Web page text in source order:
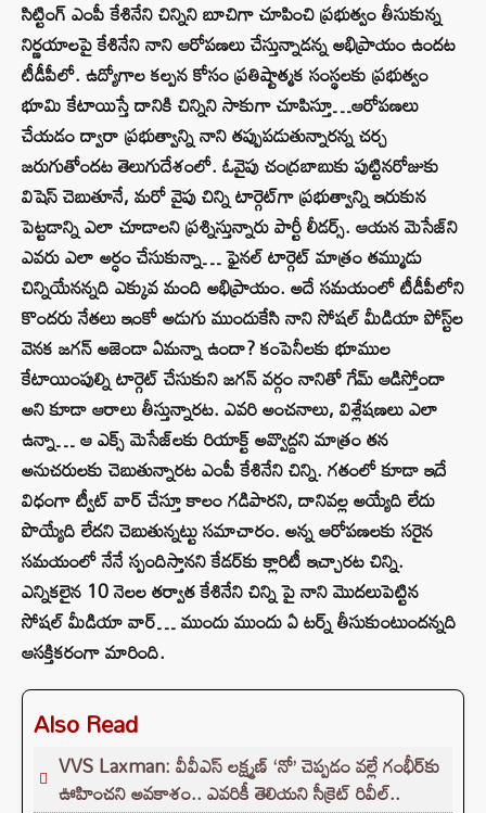
సిట్టింగ్‌ ఎంపీ కేశినేని చిన్నిని బూచిగా చూపించి ప్రభుత్వం తీసుకున్న
నిర్ణయాలపై కేశినేని నాని ఆరోపణలు చేస్తున్నాడన్న అభిప్రాయం ఉందట
టీడీపీలో. ఉద్యోగాల కల్పన కోసం ప్రతిష్టాత్మక సంస్థలకు ప్రభుత్వం
భూమి కేటాయిస్తే దానికి చిన్నిని సాకుగా చూపిస్తూ…ఆరోపణలు
చేయడం ద్వారా ప్రభుత్వాన్ని నాని తప్పుపడుతున్నారన్న చర్చ
జరుగుతోందట తెలుగుదేశంలో. ఓవైపు చంద్రబాబుకు పుట్టినరోజుకు
విషెస్ చెబుతూనే, మరో వైపు చిన్ని టార్గెట్‌గా ప్రభుత్వాన్ని ఇరుకున
పెట్టడాన్ని ఎలా చూడాలని ప్రశ్నిస్తున్నారు పార్టీ లీడర్స్‌. ఆయన మెసేజ్‌ని
ఎవరు ఎలా అర్ధం చేసుకున్నా… ఫైనల్‌ టార్గెట్‌ మాత్రం తమ్ముడు
చిన్నియేనన్నది ఎక్కువ మంది అభిప్రాయం. అదే సమయంలో టీడీపీలోని
కొందరు నేతలు ఇంకో అడుగు ముందుకేసి నాని సోషల్‌ మీడియా పోస్ట్‌ల
వెనక జగన్ అజెండా ఏమన్నా ఉందా? కంపెనీలకు భూముల
కేటాయింపుల్ని టార్గెట్‌ చేసుకుని జగన్‌ వర్గం నానితో గేమ్‌ ఆడిస్తోందా
అని కూడా ఆరాలు తీస్తున్నారట. ఎవరి అంచనాలు, విశ్లేషణలు ఎలా
ఉన్నా… ఆ ఎక్స్‌ మెసేజ్‌లకు రియాక్ట్‌ అవ్వొద్దని మాత్రం తన
అనుచరులకు చెబుతున్నారట ఎంపీ కేశినేని చిన్ని. గతంలో కూడా ఇదే
విధంగా ట్వీట్‌ వార్‌ చేస్తూ కాలం గడిపారని, దానివల్ల అయ్యేది లేదు
పొయ్యేది లేదని చెబుతున్నట్టు సమాచారం. అన్న ఆరోపణలకు సరైన
సమయంలో నేనే స్పందిస్తానని కేడర్‌కు క్లారిటీ ఇచ్చారట చిన్ని.
ఎన్నికలైన 10 నెలల తర్వాత కేశినేని చిన్ని పై నాని మొదలుపెట్టిన
సోషల్‌ మీడియా వార్‌… ముందు ముందు ఏ టర్న్‌ తీసుకుంటుందన్నది
ఆసక్తికరంగా మారింది.
Also Read
VVS Laxman: వీవీఎస్ లక్ష్మణ్ ‘నో’ చెప్పడం వల్లే గంభీర్‌కు
ఊహించని అవకాశం.. ఎవరికీ తెలియని సీక్రెట్ రివీల్..